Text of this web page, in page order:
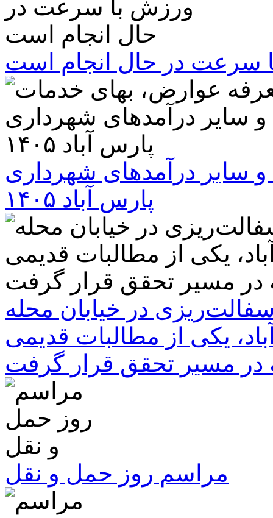
سرعت در حال انجام است
سایر درآمدهای شهرداری
پارس آباد ۱۴۰۵
در خیابان محله
یکی از مطالبات قدیمی
در مسیر تحقق قرار گرفت
مراسم روز حمل و نقل